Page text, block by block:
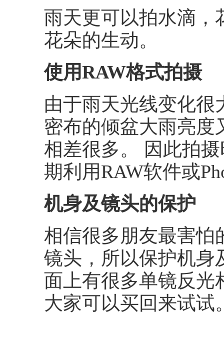
雨天更可以拍水滴，
花朵的生动。
使用RAW格式拍摄
由于雨天光线变化很
密布的倾盆大雨亮度
相差很多。 因此拍
期利用RAW软件或
机身及镜头的保护
相信很多朋友最害怕
镜头，所以保护机身
面上有很多单镜反光
大家可以买回来试试